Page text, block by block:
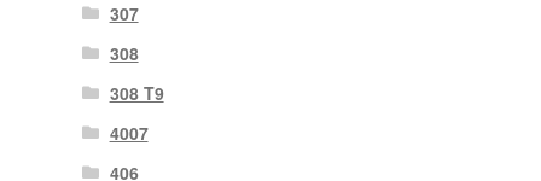
307
308
308 T9
4007
406